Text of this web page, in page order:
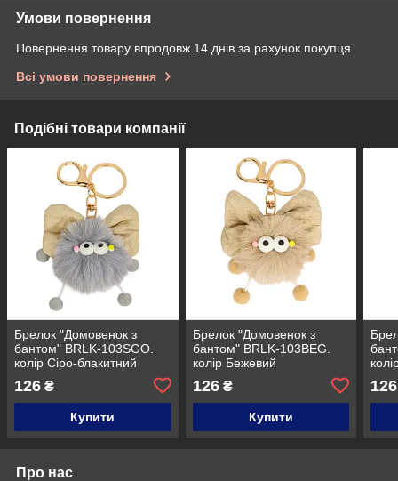
Умови повернення
Повернення товару впродовж 14 днів за рахунок покупця
Всі умови повернення
Подібні товари компанії
Брелок "Домовенок з
бантом" BRLK-103SGO.
колір Сіро-блакитний
126 ₴
Купити
Брелок "Домовенок з
бантом" BRLK-103BEG.
колір Бежевий
126₴
Купити
126
Про нас